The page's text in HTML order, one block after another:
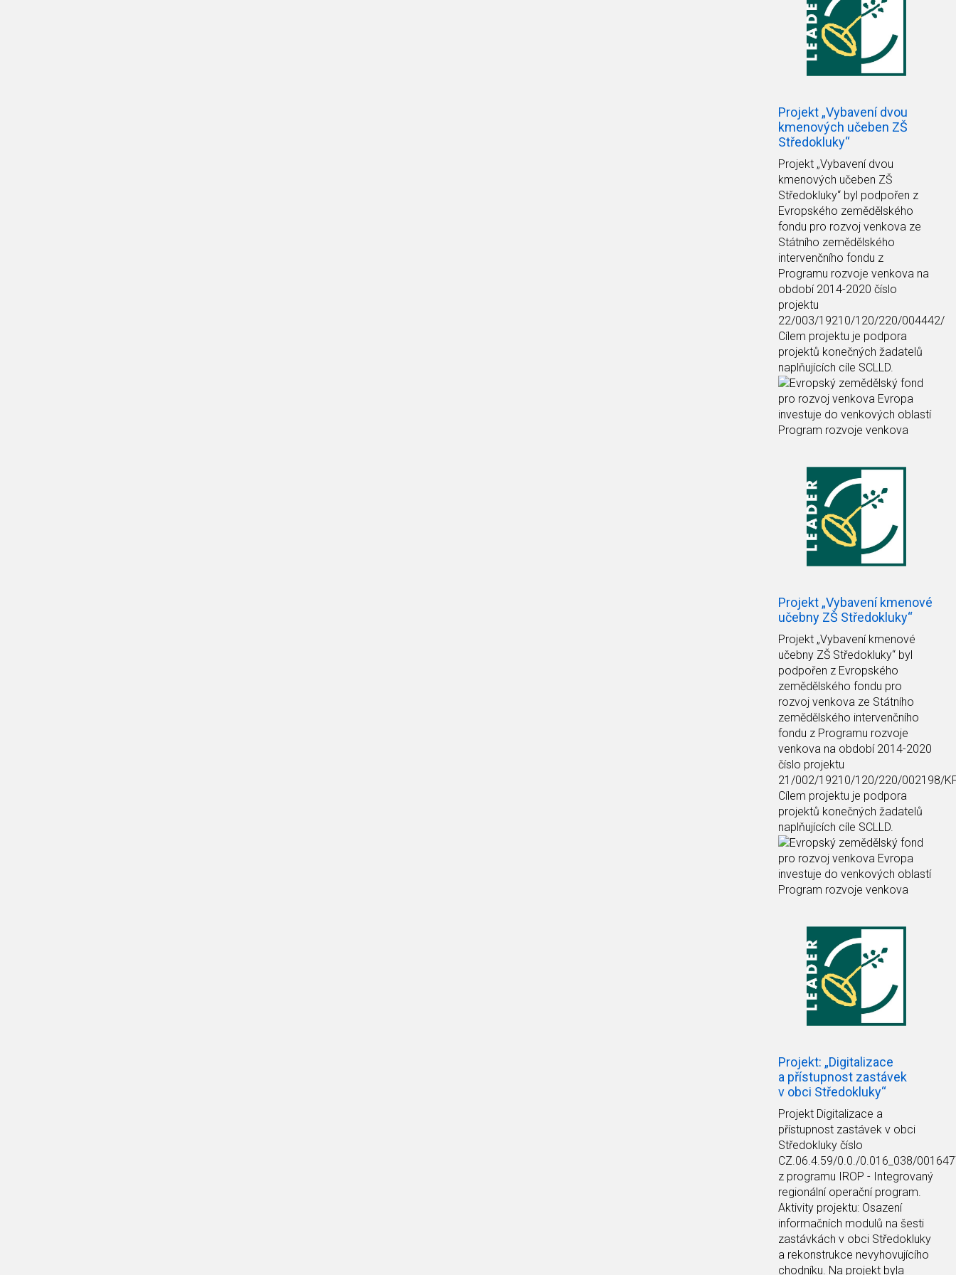
Projekt „Vybavení dvou
kmenových učeben ZŠ
Středokluky“
Projekt „Vybavení dvou
kmenových učeben ZŠ
Středokluky“ byl podpořen z
Evropského zemědělského
fondu pro rozvoj venkova ze
Státního zemědělského
intervenčního fondu z
Programu rozvoje venkova na
období 2014-2020 číslo
projektu
22/003/19210/120/220/004442/
Cílem projektu je podpora
projektů konečných žadatelů
naplňujících cíle SCLLD.
Projekt „Vybavení kmenové
učebny ZŠ Středokluky“
Projekt „Vybavení kmenové
učebny ZŠ Středokluky“ byl
podpořen z Evropského
zemědělského fondu pro
rozvoj venkova ze Státního
zemědělského intervenčního
fondu z Programu rozvoje
venkova na období 2014-2020
číslo projektu
21/002/19210/120/220/002198/
Cílem projektu je podpora
projektů konečných žadatelů
naplňujících cíle SCLLD.
Projekt: „Digitalizace
a přístupnost zastávek
v obci Středokluky“
Projekt Digitalizace a
přístupnost zastávek v obci
Středokluky číslo
CZ.06.4.59/0.0./0.016_038/
z programu IROP - Integrovaný
regionální operační program.
Aktivity projektu: Osazení
informačních modulů na šesti
zastávkách v obci Středokluky
a rekonstrukce nevyhovujícího
chodníku. Na projekt byla